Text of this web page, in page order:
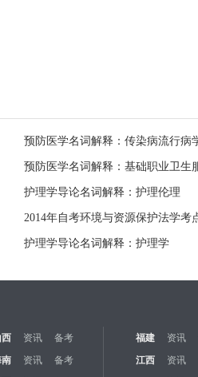
预防医学名词解释：传染病流行病
预防医学名词解释：基础职业卫生
护理学导论名词解释：护理伦理
护理学导论名词解释：护理学
西 资讯 备考 福建 资讯
资讯 备考 江西 资讯